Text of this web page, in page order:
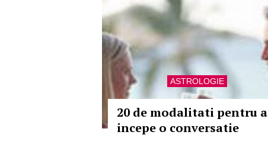
ASTROLOGIE
20 de modalitati pentru a
incepe o conversatie